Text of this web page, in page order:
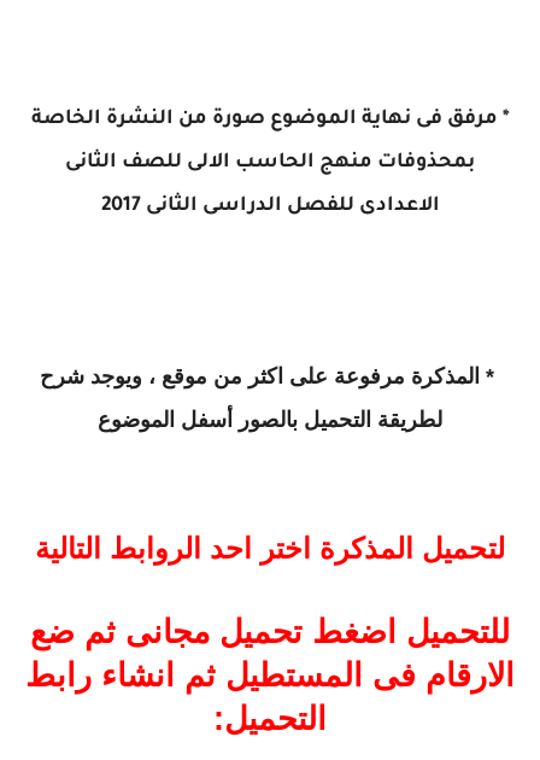
* مرفق فى نهاية الموضوع صورة من النشرة الخاصة
بمحذوفات منهج الحاسب الالى للصف الثانى
الاعدادى للفصل الدراسى الثانى 2017
* المذكرة مرفوعة على اكثر من موقع ، ويوجد شرح
لطريقة التحميل بالصور أسفل الموضوع
لتحميل المذكرة اختر احد الروابط التالية
للتحميل اضغط تحميل مجانى ثم ضع
الارقام فى المستطيل ثم انشاء رابط
التحميل: